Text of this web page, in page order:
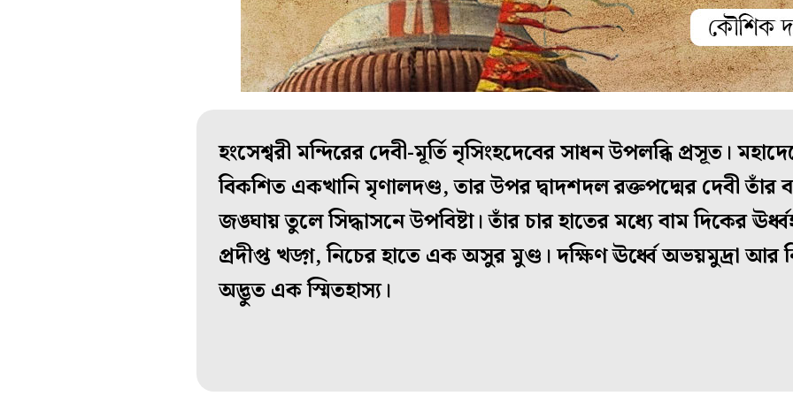
হংসেশ্বরী মন্দিরের দেবী-মূর্তি নৃসিংহদেবের সাধন উপলব্ধি প্রসূত।
বিকশিত একখানি মৃণালদণ্ড, তার উপর দ্বাদশদল রক্তপদ্মের দেবী তাঁর
জঙ্ঘায় তুলে সিদ্ধাসনে উপবিষ্টা। তাঁর চার হাতের মধ্যে বাম দিকের
প্রদীপ্ত খড়্গ, নিচের হাতে এক অসুর মুণ্ড। দক্ষিণ ঊর্ধ্বে অভয়মুদ্রা আর
অদ্ভুত এক স্মিতহাস্য।